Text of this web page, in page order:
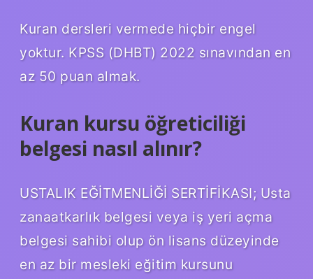
Kuran dersleri vermede hiçbir engel
yoktur. KPSS (DHBT) 2022 sınavından en
az 50 puan almak.
Kuran kursu öğreticiliği
belgesi nasıl alınır?
USTALIK EĞİTMENLİĞİ SERTİFİKASI; Usta
zanaatkarlık belgesi veya iş yeri açma
belgesi sahibi olup ön lisans düzeyinde
en az bir mesleki eğitim kursunu